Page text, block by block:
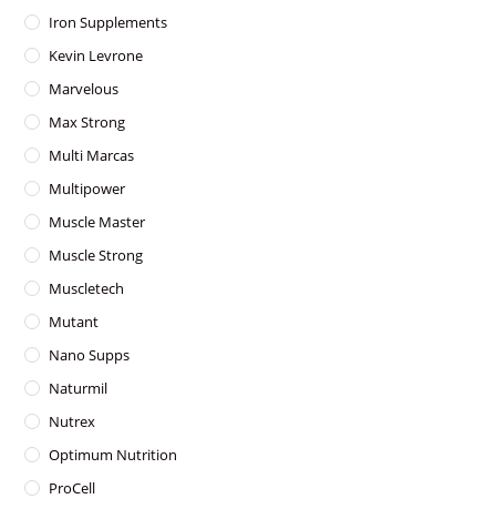
Iron Supplements
Kevin Levrone
Marvelous
Max Strong
Multi Marcas
Multipower
Muscle Master
Muscle Strong
Muscletech
Mutant
Nano Supps
Naturmil
Nutrex
Optimum Nutrition
ProCell